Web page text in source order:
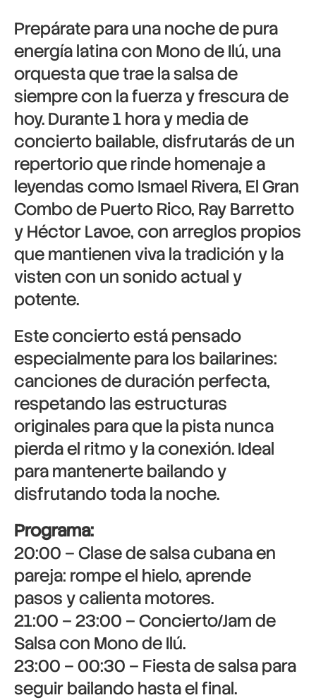
Prepárate para una noche de pura
energía latina con Mono de Ilú, una
orquesta que trae la salsa de
siempre con la fuerza y frescura de
hoy. Durante 1 hora y media de
concierto bailable, disfrutarás de un
repertorio que rinde homenaje a
leyendas como Ismael Rivera, El Gran
Combo de Puerto Rico, Ray Barretto
y Héctor Lavoe, con arreglos propios
que mantienen viva la tradición y la
visten con un sonido actual y
potente.
Este concierto está pensado
especialmente para los bailarines:
canciones de duración perfecta,
respetando las estructuras
originales para que la pista nunca
pierda el ritmo y la conexión. Ideal
para mantenerte bailando y
disfrutando toda la noche.
Programa:
20:00 – Clase de salsa cubana en
pareja: rompe el hielo, aprende
pasos y calienta motores.
21:00 – 23:00 – Concierto/Jam de
Salsa con Mono de Ilú.
23:00 – 00:30 – Fiesta de salsa para
seguir bailando hasta el final.